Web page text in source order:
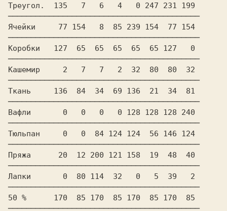
Треугол.  135   7   6   4   0 247 231 199
──────────────────────────────────────────
Ячейки     77 154   8  85 239 154  77 154
──────────────────────────────────────────
Коробки   127  65  65  65  65  65 127   0
──────────────────────────────────────────
Кашемир     2   7   7   2  32  80  80  32
──────────────────────────────────────────
Ткань     136  84  34  69 136  21  34  81
──────────────────────────────────────────
Вафли       0   0   0   0 128 128 128 240
──────────────────────────────────────────
Тюльпан     0   0  84 124 124  56 146 124
──────────────────────────────────────────
Пряжа      20  12 200 121 158  19  48  40
──────────────────────────────────────────
Лапки       0  80 114  32   0   5  39   2
──────────────────────────────────────────
50 %      170  85 170  85 170  85 170  85
──────────────────────────────────────────